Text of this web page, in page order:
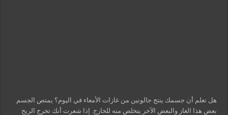
هل تعلم أن جسمك ينتج جالونين من غازات الأمعاء في اليوم؟ يمتص الجسم
بعض هذا الغاز والبعض الآخر يتخلص منه للخارج. إذا شعرت أنك تخرج الريح